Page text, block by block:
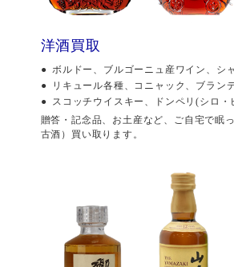
洋酒買取
ボルドー、ブルゴーニュ産ワイン、シ
リキュール各種、コニャック、ブラン
スコッチウイスキー、ドンペリ(シロ
贈答・記念品、お土産など、ご自宅で眠
古酒）買い取ります。